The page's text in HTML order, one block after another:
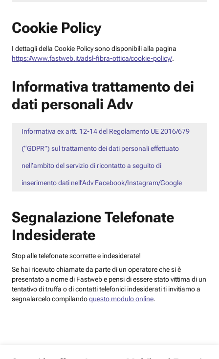
Cookie Policy
I dettagli della Cookie Policy sono disponibili alla pagina
https://www.fastweb.it/adsl-fibra-ottica/cookie-policy/.
Informativa trattamento dei
dati personali Adv
Informativa ex artt. 12-14 del Regolamento UE 2016/679
(“GDPR”) sul trattamento dei dati personali effettuato
nell’ambito del servizio di ricontatto a seguito di
inserimento dati nell’Adv Facebook/Instagram/Google
Segnalazione Telefonate
Indesiderate
Stop alle telefonate scorrette e indesiderate!
Se hai ricevuto chiamate da parte di un operatore che si è
presentato a nome di Fastweb e pensi di essere stato vittima di un
tentativo di truffa o di contatti telefonici indesiderati ti invitiamo a
segnalarcelo compilandoquesto modulo online.